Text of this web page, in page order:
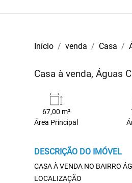
Início venda Casa
Casa à venda, Águas
67,00 m²
Área Principal
DESCRIÇÃO DO IMÓVEL
CASA À VENDA NO BAIRRO
LOCALIZAÇÃO